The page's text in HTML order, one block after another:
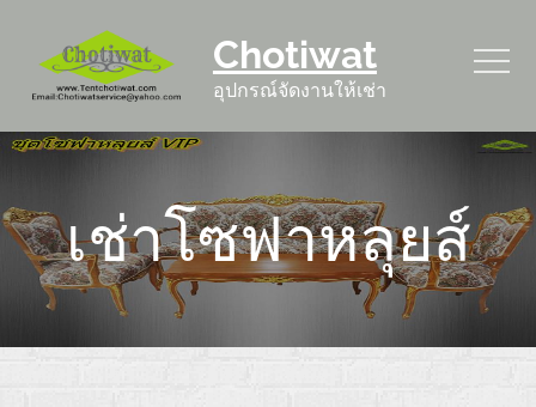
content
Chotiwat
อุปกรณ์จัดงานให้เช่า
เช่าโซฟาหลุยส์